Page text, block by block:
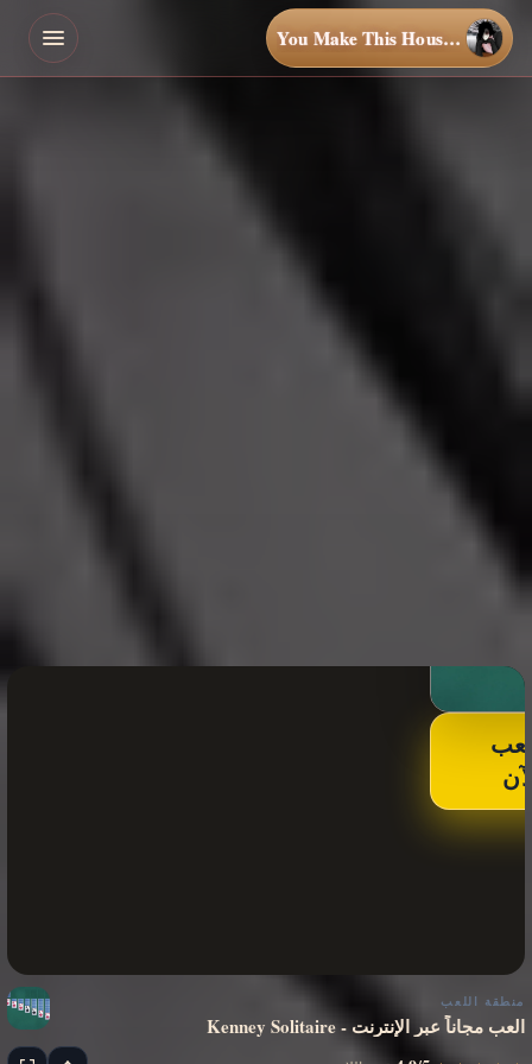
You Make This House a Home
منطقة اللعب
Kenney Solitaire - العب مجاناً عبر الإنترنت